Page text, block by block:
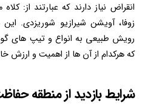
انقراض نیاز دارند که عبارتند از:
زوفا، آویشن شیرازیو شوریزدی.
رویش طبیعی به انواع و تیپ های
که هرکدام از آن ها از اهمیت و ارزش
شرایط بازدید از منطقه